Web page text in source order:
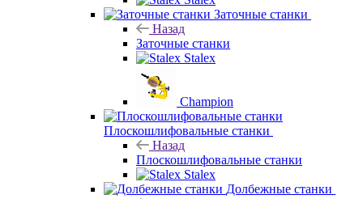
Назад
Станки для работы с рулоном
Stalex
Заточные станки
Заточные станки
Stalex
Champion
Плоскошлифовальные станки
Назад